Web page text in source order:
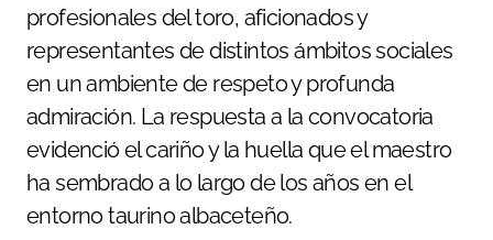
profesionales del toro, aficionados y
representantes de distintos ámbitos sociales
en un ambiente de respeto y profunda
admiración. La respuesta a la convocatoria
evidenció el cariño y la huella que el maestro
ha sembrado a lo largo de los años en el
entorno taurino albaceteño.